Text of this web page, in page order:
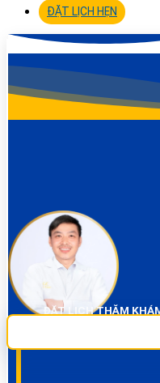
ĐẶT LỊCH HẸN
ĐẶT LỊCH THĂM